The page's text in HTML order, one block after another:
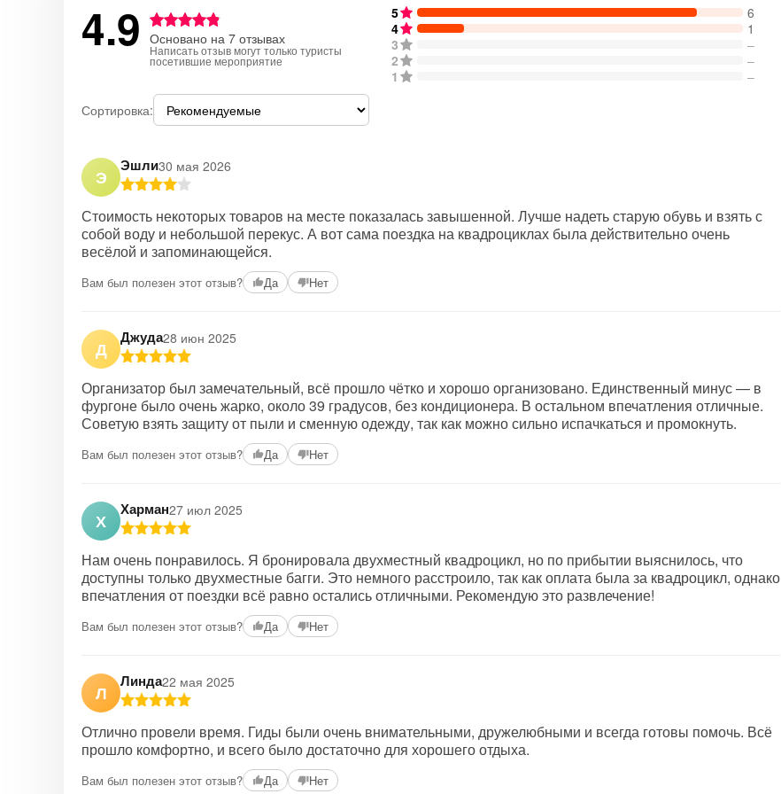
4.9 Основано на 7 отзывах
Написать отзыв могут только туристы
посетившие мероприятие
5
6
4
1
3
–
2
–
1
–
Сортировка:
Э
Эшли30 мая 2026
Стоимость некоторых товаров на месте показалась завышенной. Лучше надеть старую обувь и взять с
собой воду и небольшой перекус. А вот сама поездка на квадроциклах была действительно очень
весёлой и запоминающейся.
Вам был полезен этот отзыв? Да Нет
Д
Джуда28 июн 2025
Организатор был замечательный, всё прошло чётко и хорошо организовано. Единственный минус — в
фургоне было очень жарко, около 39 градусов, без кондиционера. В остальном впечатления отличные.
Советую взять защиту от пыли и сменную одежду, так как можно сильно испачкаться и промокнуть.
Вам был полезен этот отзыв? Да Нет
Х
Харман27 июл 2025
Нам очень понравилось. Я бронировала двухместный квадроцикл, но по прибытии выяснилось, что
доступны только двухместные багги. Это немного расстроило, так как оплата была за квадроцикл, однако
впечатления от поездки всё равно остались отличными. Рекомендую это развлечение!
Вам был полезен этот отзыв? Да Нет
Л
Линда22 мая 2025
Отлично провели время. Гиды были очень внимательными, дружелюбными и всегда готовы помочь. Всё
прошло комфортно, и всего было достаточно для хорошего отдыха.
Вам был полезен этот отзыв? Да Нет